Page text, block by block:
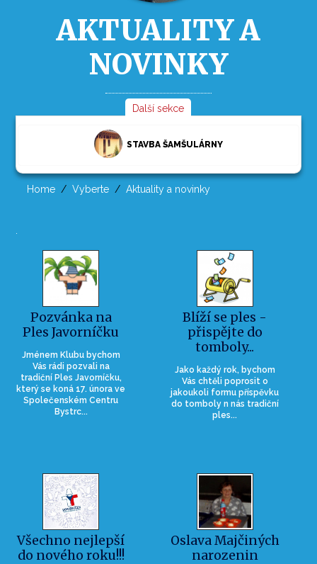
AKTUALITY A
NOVINKY
Další sekce
STAVBA ŠAMŠULÁRNY
Home Vyberte Aktuality a novinky
Pozvánka na
Ples Javorníčku
Jménem Klubu bychom
Vás rádi pozvali na
tradiční Ples Javorníčku,
který se koná 17. února ve
Společenském Centru
Bystrc...
Blíží se ples -
přispějte do
tomboly...
Jako každý rok, bychom
Vás chtěli poprosit o
jakoukoli formu příspěvku
do tomboly n nás tradiční
ples...
Všechno nejlepší
do nového roku!!!
Oslava Majčiných
narozenin